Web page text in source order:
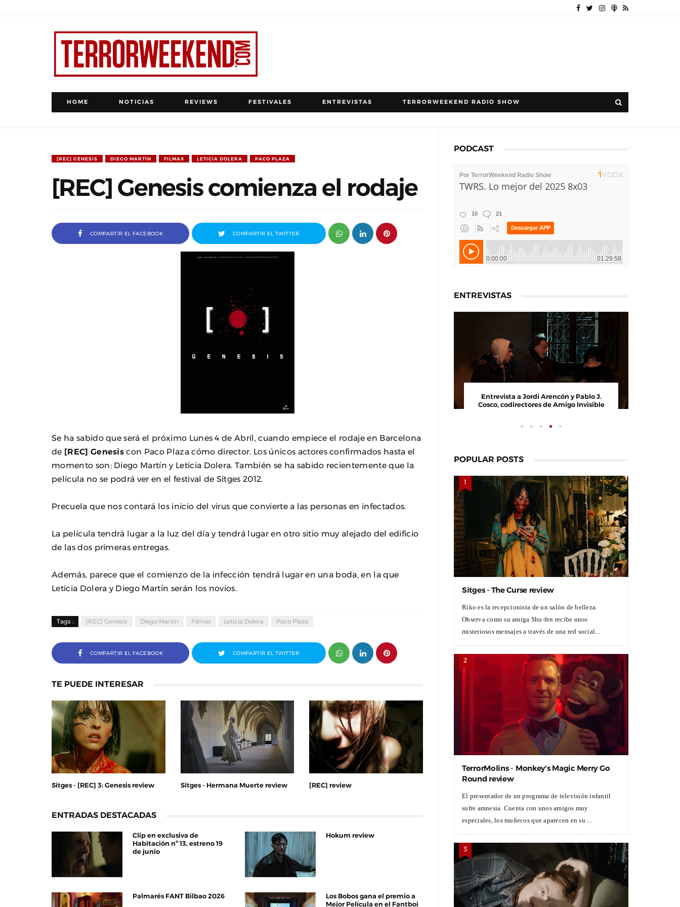
HOME NOTICIAS REVIEWS FESTIVALES ENTREVISTAS TERRORWEEKEND RADIO SHOW
[REC] GENESIS DIEGO MARTÍN FILMAX LETICIA DOLERA PACO PLAZA
[REC] Genesis comienza el rodaje
COMPARTIR EL FACEBOOK COMPARTIR EL TWITTER
Se ha sabido que será el próximo Lunes 4 de Abril, cuando empiece el rodaje en Barcelona
de [REC] Genesis con Paco Plaza cómo director. Los únicos actores confirmados hasta el
momento son: Diego Martín y Leticia Dolera. También se ha sabido recientemente que la
película no se podrá ver en el festival de Sitges 2012.
Precuela que nos contará los inicio del virus que convierte a las personas en infectados.
La película tendrá lugar a la luz del día y tendrá lugar en otro sitio muy alejado del edificio
de las dos primeras entregas.
Además, parece que el comienzo de la infección tendrá lugar en una boda, en la que
Leticia Dolera y Diego Martín serán los novios.
Tags : [REC] Genesis Diego Martín Filmax Leticia Dolera Paco Plaza
COMPARTIR EL FACEBOOK COMPARTIR EL TWITTER
TE PUEDE INTERESAR
Sitges - [REC] 3: Genesis review Sitges - Hermana Muerte review [REC] review
ENTRADAS DESTACADAS
Clip en exclusiva de
Habitación nº 13, estreno 19
de junio
Hokum review
Palmarés FANT Bilbao 2026
Los Bobos gana el premio a
Mejor Película en el Fantboi
PODCAST
ENTREVISTAS
Entrevista a Jordi Arencón y Pablo J.
Cosco, codirectores de Amigo Invisible
POPULAR POSTS
Sitges - The Curse review
Riko es la recepcionista de un salón de belleza.
Observa como su amiga Shu-fen recibe unos
misteriosos mensajes a través de una red social...
TerrorMolins - Monkey's Magic Merry Go
Round review
El presentador de un programa de televisión infantil
sufre amnesia. Cuenta con unos amigos muy
especiales, los muñecos que aparecen en su ...